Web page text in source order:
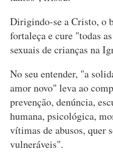
Dirigindo-se a Cristo, o
fortaleça e cure "todas
sexuais de crianças na
No seu entender, "a
amor novo" leva ao
prevenção, denúncia,
humana, psicológica,
vítimas de abusos, quer
vulneráveis".